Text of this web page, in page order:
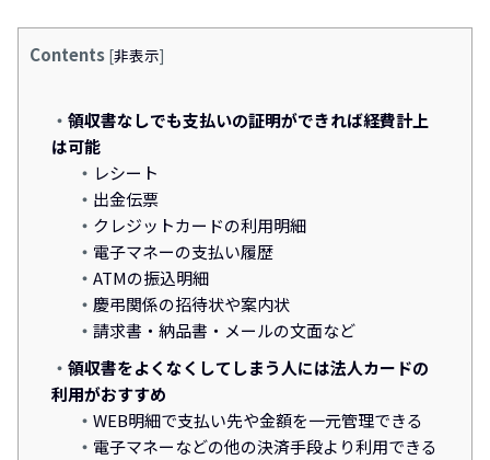
Contents [非表示]
領収書なしでも支払いの証明ができれば経費計上
は可能
レシート
出金伝票
クレジットカードの利用明細
電子マネーの支払い履歴
ATMの振込明細
慶弔関係の招待状や案内状
請求書・納品書・メールの文面など
領収書をよくなくしてしまう人には法人カードの
利用がおすすめ
WEB明細で支払い先や金額を一元管理できる
電子マネーなどの他の決済手段より利用できる